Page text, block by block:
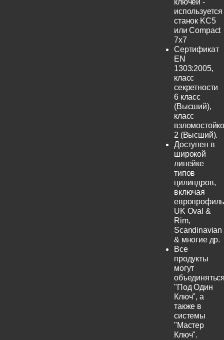
ключей -
используется
станок KC5
или Compact
7x7
Сертификат
EN
1303:2005,
класс
секретности
6 класс
(Высший),
класс
2 (Высший).
Доступен в
широкой
линейке
типов
цилиндров,
включая
UK Oval &
Rim,
Scandinavian
& многие др.
Все
продукты
могут
"Под Один
Ключ", а
также в
системы
"Мастер
Ключ".